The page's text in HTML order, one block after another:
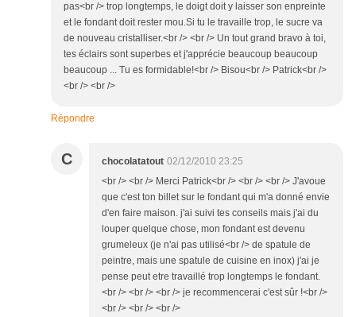
pas<br /> trop longtemps, le doigt doit y laisser son enpreinte
et le fondant doit rester mou.Si tu le travaille trop, le sucre va
de nouveau cristalliser.<br /> <br /> Un tout grand bravo à toi,
tes éclairs sont superbes et j'apprécie beaucoup beaucoup
beaucoup ... Tu es formidable!<br /> Bisou<br /> Patrick<br />
<br /> <br />
Répondre
C chocolatatout 02/12/2010 23:25
<br /> <br /> Merci Patrick<br /> <br /> <br /> J'avoue
que c'est ton billet sur le fondant qui m'a donné envie
d'en faire maison. j'ai suivi tes conseils mais j'ai du
louper quelque chose, mon fondant est devenu
grumeleux (je n'ai pas utilisé<br /> de spatule de
peintre, mais une spatule de cuisine en inox) j'ai je
pense peut etre travaillé trop longtemps le fondant.
<br /> <br /> <br /> je recommencerai c'est sûr !<br />
<br /> <br /> <br />